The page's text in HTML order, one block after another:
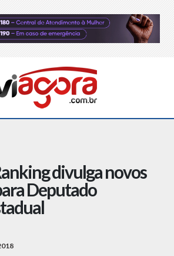
divulga novos
Deputado